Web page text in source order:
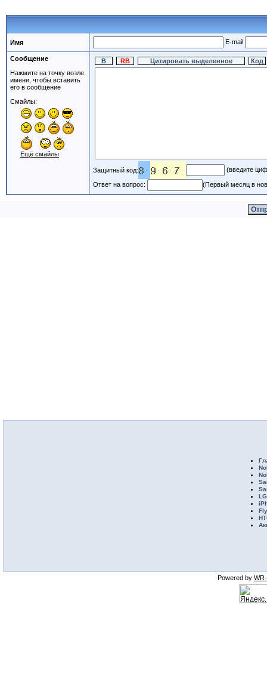
Имя E-mail
Сообщение
Нажмите на точку возле
имени, чтобы вставить
его в сообщение
Смайлы:
Ещё смайлы
Защитный код: (введите
Ответ на вопрос: (Первый месяц в
LG
Fly
Powered by